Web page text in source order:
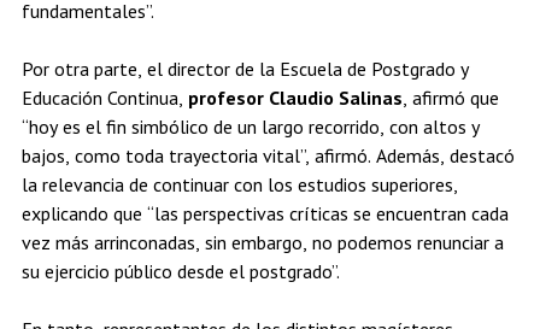
fundamentales”.
Por otra parte, el director de la Escuela de Postgrado y
Educación Continua, profesor Claudio Salinas , afirmó que
“hoy es el fin simbólico de un largo recorrido, con altos y
bajos, como toda trayectoria vital”, afirmó. Además, destacó
la relevancia de continuar con los estudios superiores,
explicando que “las perspectivas críticas se encuentran cada
vez más arrinconadas, sin embargo, no podemos renunciar a
su ejercicio público desde el postgrado”.